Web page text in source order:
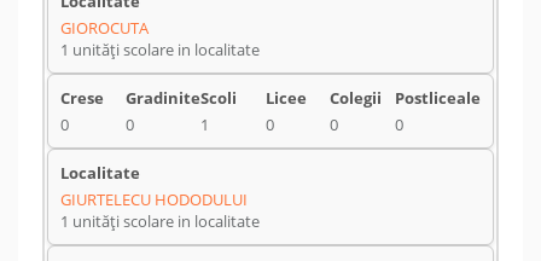
GIOROCUTA
1 unități scolare in localitate
0 0 1 0 0 0
GIURTELECU HODODULUI
1 unități scolare in localitate